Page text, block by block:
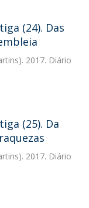
(24). Das
2017. Diário
(25). Da
2017. Diário